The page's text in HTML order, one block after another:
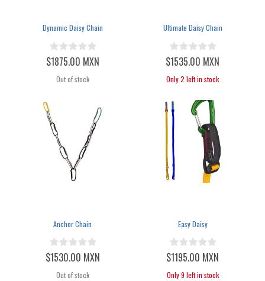
Dynamic Daisy Chain
$1875.00 MXN
Out of stock
Ultimate Daisy Chain
$1535.00 MXN
Only 2 left in stock
Anchor Chain
$1530.00 MXN
Out of stock
Easy Daisy
$1195.00 MXN
Only 9 left in stock